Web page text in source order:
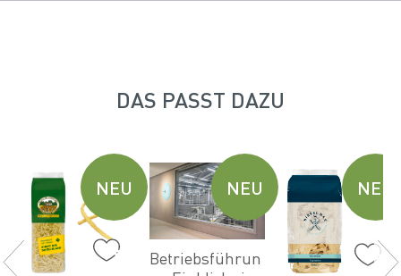
DAS PASST DAZU
NEU NEU
Betriebsführun
NEU